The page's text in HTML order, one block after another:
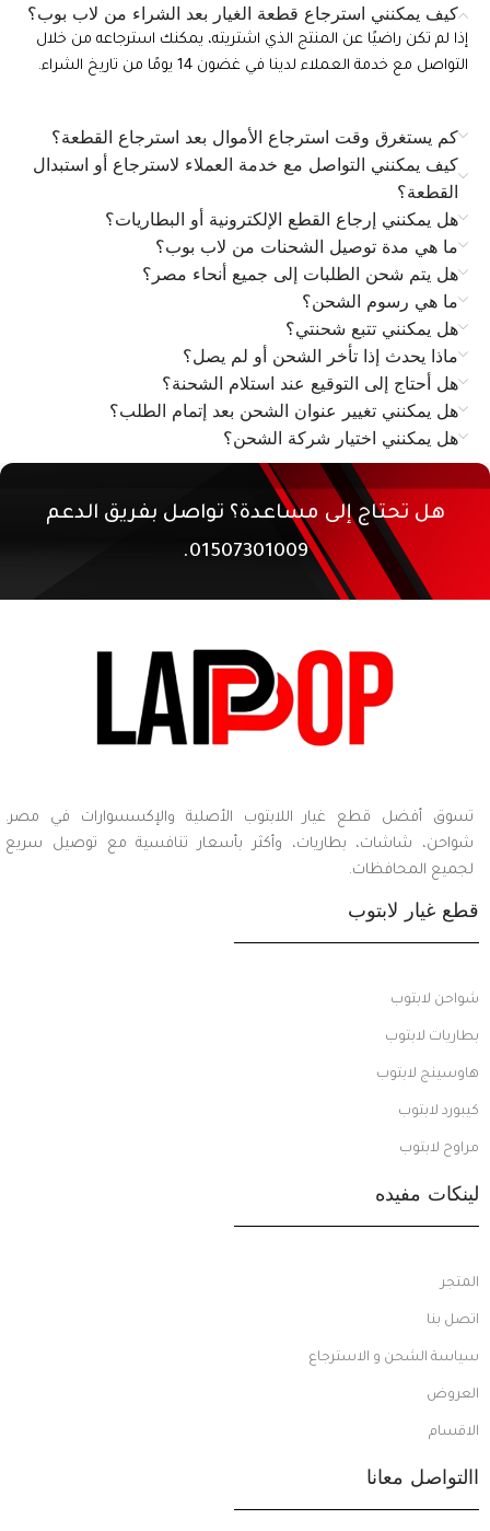
كيف يمكنني استرجاع قطعة الغيار بعد الشراء من لاب بوب؟
إذا لم تكن راضيًا عن المنتج الذي اشتريته، يمكنك استرجاعه من خلال
التواصل مع خدمة العملاء لدينا في غضون 14 يومًا من تاريخ الشراء.
كم يستغرق وقت استرجاع الأموال بعد استرجاع القطعة؟
كيف يمكنني التواصل مع خدمة العملاء لاسترجاع أو استبدال
القطعة؟
هل يمكنني إرجاع القطع الإلكترونية أو البطاريات؟
ما هي مدة توصيل الشحنات من لاب بوب؟
هل يتم شحن الطلبات إلى جميع أنحاء مصر؟
ما هي رسوم الشحن؟
هل يمكنني تتبع شحنتي؟
ماذا يحدث إذا تأخر الشحن أو لم يصل؟
هل أحتاج إلى التوقيع عند استلام الشحنة؟
هل يمكنني تغيير عنوان الشحن بعد إتمام الطلب؟
هل يمكنني اختيار شركة الشحن؟
هل تحتاج إلى مساعدة؟ تواصل بفريق الدعم
01507301009.
تسوق أفضل قطع غيار اللابتوب الأصلية والإكسسوارات في مصر.
شواحن، شاشات، بطاريات، وأكثر بأسعار تنافسية مع توصيل سريع
لجميع المحافظات.
قطع غيار لابتوب
شواحن لابتوب
بطاريات لابتوب
هاوسينج لابتوب
كيبورد لابتوب
مراوح لابتوب
لينكات مفيده
المتجر
اتصل بنا
سياسة الشحن و الاسترجاع
العروض
الاقسام
االتواصل معانا